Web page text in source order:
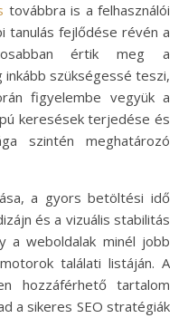
továbbra is a felhasználói
tanulás fejlődése révén a
értik meg a
inkább szükségessé teszi,
figyelembe vegyük a
keresések terjedése és
szintén meghatározó
a gyors betöltési idő
és a vizuális stabilitás
a weboldalak minél jobb
találati listáján. A
hozzáférhető tartalom
a sikeres SEO stratégiák